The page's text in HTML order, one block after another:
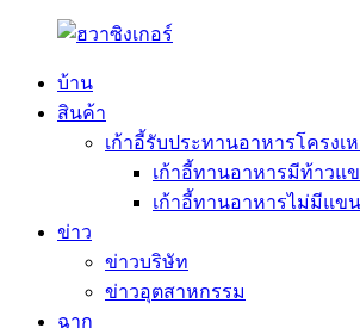
บ้าน
สินค้า
เก้าอี้รับประทานอาหารโครงเ
เก้าอี้ทานอาหารมีท้าวแ
เก้าอี้ทานอาหารไม่มีแขน
ข่าว
ข่าวบริษัท
ข่าวอุตสาหกรรม
ฉาก